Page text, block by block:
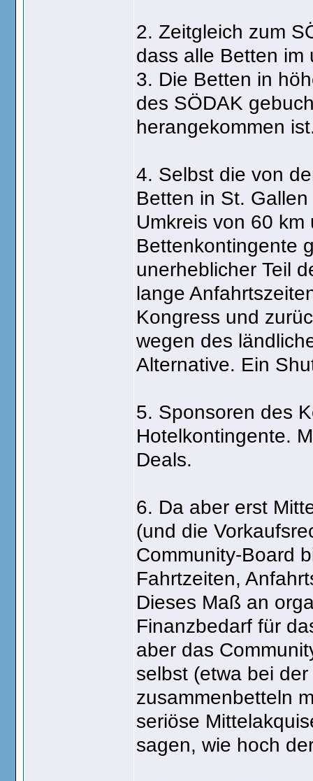
2. Zeitgleich zum
dass alle Betten im
3. Die Betten in
des SÖDAK
herangekommen
4. Selbst die von
Betten in St.
Umkreis von 60
Bettenkontingente
unerheblicher Teil
lange
Kongress und
wegen des
Alternative. Ein
5. Sponsoren des
Hotelkontingente.
Deals.
6. Da aber erst
(und die
Community-Board
Fahrtzeiten,
Dieses Maß an
Finanzbedarf für
aber das
selbst (etwa bei
zusammenbetteln
seriöse
sagen, wie hoch